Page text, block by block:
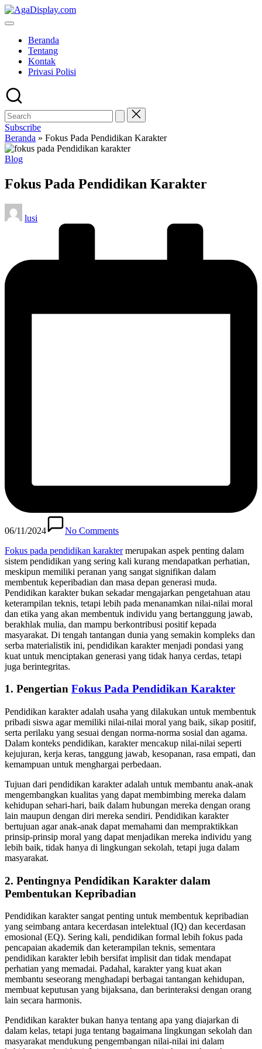
Skip
to
Beranda
Tentang
Kontak
Privasi Polisi
Subscribe
Beranda » Fokus Pada Pendidikan Karakter
Posted
Blog
Fokus Pada Pendidikan Karakter
Posted
by
lusi
06/11/2024
No Comments
Fokus pada pendidikan karaktermerupakan aspek penting dalam
sistem pendidikan yang sering kali kurang mendapatkan perhatian,
meskipun memiliki peranan yang sangat signifikan dalam
membentuk keperibadian dan masa depan generasi muda.
Pendidikan karakter bukan sekadar mengajarkan pengetahuan atau
keterampilan teknis, tetapi lebih pada menanamkan nilai-nilai moral
dan etika yang akan membentuk individu yang bertanggung jawab,
berakhlak mulia, dan mampu berkontribusi positif kepada
masyarakat. Di tengah tantangan dunia yang semakin kompleks dan
serba materialistik ini, pendidikan karakter menjadi pondasi yang
kuat untuk menciptakan generasi yang tidak hanya cerdas, tetapi
juga berintegritas.
1. Pengertian Fokus Pada Pendidikan Karakter
Pendidikan karakter adalah usaha yang dilakukan untuk membentuk
pribadi siswa agar memiliki nilai-nilai moral yang baik, sikap positif,
serta perilaku yang sesuai dengan norma-norma sosial dan agama.
Dalam konteks pendidikan, karakter mencakup nilai-nilai seperti
kejujuran, kerja keras, tanggung jawab, kesopanan, rasa empati, dan
kemampuan untuk menghargai perbedaan.
Tujuan dari pendidikan karakter adalah untuk membantu anak-anak
mengembangkan kualitas yang dapat membimbing mereka dalam
kehidupan sehari-hari, baik dalam hubungan mereka dengan orang
lain maupun dengan diri mereka sendiri. Pendidikan karakter
bertujuan agar anak-anak dapat memahami dan mempraktikkan
prinsip-prinsip moral yang dapat menjadikan mereka individu yang
lebih baik, tidak hanya di lingkungan sekolah, tetapi juga dalam
masyarakat.
2. Pentingnya Pendidikan Karakter dalam
Pembentukan Kepribadian
Pendidikan karakter sangat penting untuk membentuk kepribadian
yang seimbang antara kecerdasan intelektual (IQ) dan kecerdasan
emosional (EQ). Sering kali, pendidikan formal lebih fokus pada
pencapaian akademik dan keterampilan teknis, sementara
pendidikan karakter lebih bersifat implisit dan tidak mendapat
perhatian yang memadai. Padahal, karakter yang kuat akan
membantu seseorang menghadapi berbagai tantangan kehidupan,
membuat keputusan yang bijaksana, dan berinteraksi dengan orang
lain secara harmonis.
Pendidikan karakter bukan hanya tentang apa yang diajarkan di
dalam kelas, tetapi juga tentang bagaimana lingkungan sekolah dan
masyarakat mendukung pengembangan nilai-nilai ini dalam